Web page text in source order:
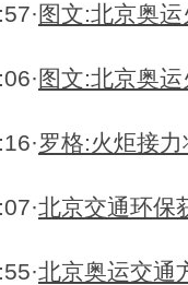
· 图文:北京奥
· 图文:北京奥
·罗格:火炬接
·北京交通环保
·北京奥运交通